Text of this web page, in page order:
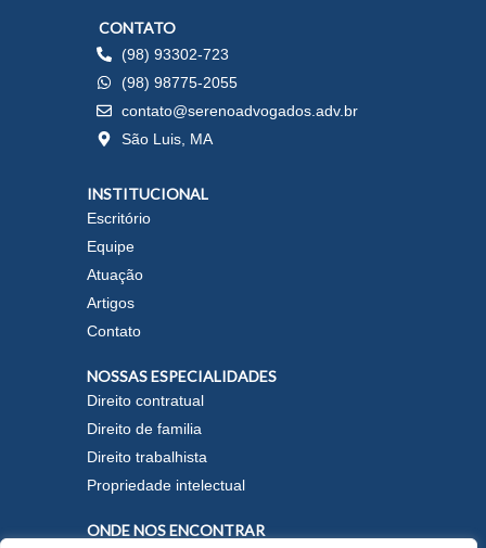
CONTATO
(98) 93302-723
(98) 98775-2055
contato@serenoadvogados.adv.br
São Luis, MA
INSTITUCIONAL
Escritório
Equipe
Atuação
Artigos
Contato
NOSSAS ESPECIALIDADES
Direito contratual
Direito de familia
Direito trabalhista
Propriedade intelectual
ONDE NOS ENCONTRAR